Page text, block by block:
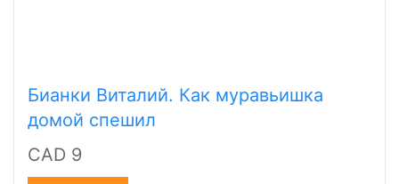
Бианки Виталий. Как муравьишка
домой спешил
CAD 9